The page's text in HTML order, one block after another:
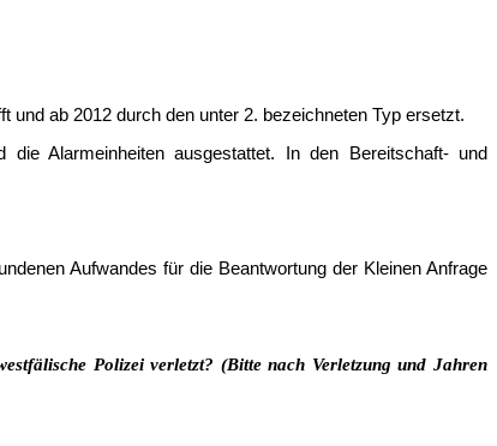
ab 2012 durch den unter 2. bezeichneten Typ ersetzt.
Alarmeinheiten ausgestattet. In den Bereitschaft- und
Aufwandes für die Beantwortung der Kleinen Anfrage
Polizei verletzt? (Bitte nach Verletzung und Jahren